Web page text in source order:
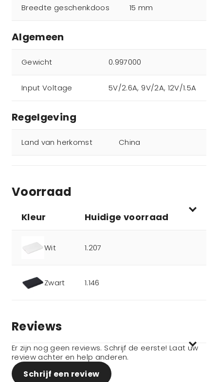
Breedte geschenkdoos 15 mm
Algemeen
Gewicht 0.997000
Input Voltage 5V/2.6A, 9V/2A, 12V/1.5A
Regelgeving
Land van herkomst China
Voorraad
Kleur Huidige voorraad
Wit 1.207
Zwart 1.146
Reviews
Er zijn nog geen reviews. Schrijf de eerste! Laat uw
review achter en help anderen.
Schrijf een review